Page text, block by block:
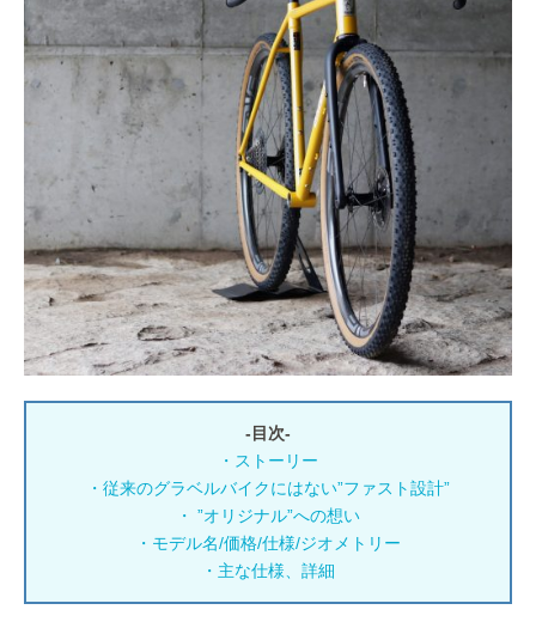
-目次-
・ストーリー
・従来のグラベルバイクにはない”ファスト設計”
・ ”オリジナル”への想い
・モデル名/価格/仕様/ジオメトリー
・主な仕様、詳細